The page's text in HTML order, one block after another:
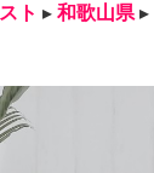
ト ▸ 和歌山県 ▸